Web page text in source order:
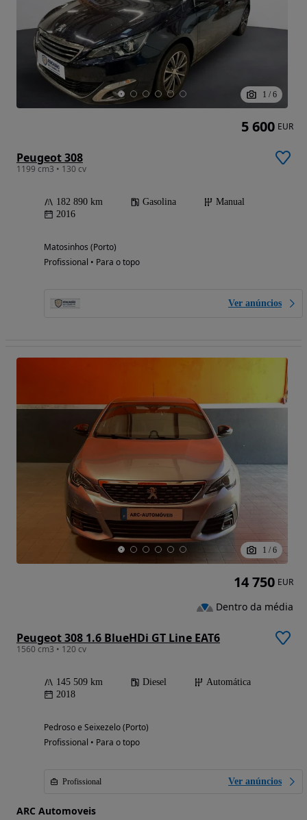
1 / 6
Peugeot 308
1199 cm3 • 130 cv
182 890 km Gasolina
Manual
2016
Matosinhos (Porto)
Profissional • Para o topo
Ver anúncios
5 600 EUR
1 / 6
Peugeot 308 1.6 BlueHDi GT Line EAT6
1560 cm3 • 120 cv
145 509 km Diesel
Automática
2018
Pedroso e Seixezelo (Porto)
Profissional • Para o topo
Profissional Ver anúncios
ARC Automoveis
14 750 EUR
Dentro da média